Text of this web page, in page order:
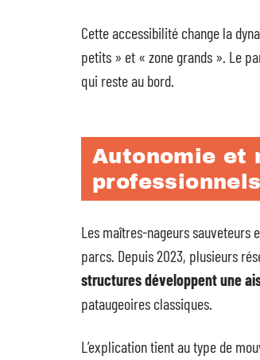
Cette accessibilité change la
petits » et « zone grands ». Le
qui reste au bord.
Autonomie et
Les maîtres-nageurs sauveteurs
parcs. Depuis 2023, plusieurs
structures développent une
pataugeoires classiques.
L’explication tient au type de